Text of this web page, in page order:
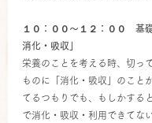
１０：００～１２：００　基
消化・吸収」
栄養のことを考える時、切っ
ものに「消化・吸収」のこと
てるつもりでも、もしかする
で消化・吸収・利用できてな